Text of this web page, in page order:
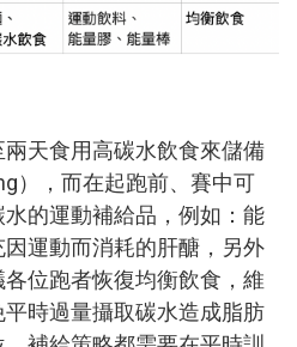
天食用高碳水飲食來儲備
），而在起跑前、賽中可
的運動補給品，例如：能
運動而消耗的肝醣，另外
位跑者恢復均衡飲食，維
時過量攝取碳水造成脂肪